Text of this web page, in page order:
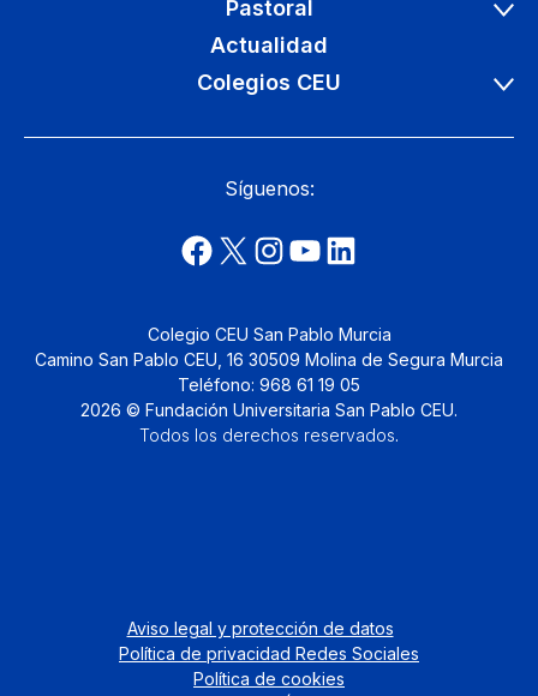
Pastoral
Actualidad
Colegios CEU
Síguenos:
Colegio CEU San Pablo Murcia
Camino San Pablo CEU, 16 30509 Molina de Segura Murcia
Teléfono: 968 61 19 05
2026 © Fundación Universitaria San Pablo CEU.
Todos los derechos reservados.
Aviso legal y protección de datos
Política de privacidad Redes Sociales
Política de cookies